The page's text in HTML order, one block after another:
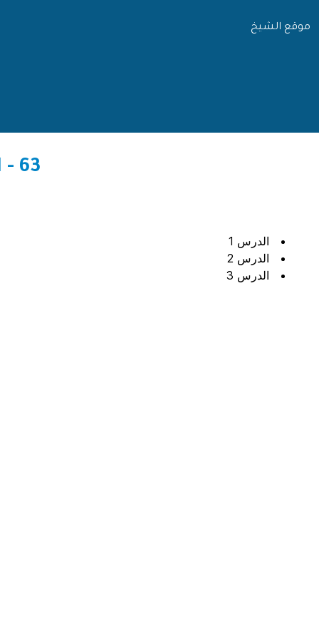
موقع الشيخ
63 - التحفة السنية بشرح المقدمة الأجرومية
الدرس 1
الدرس 2
الدرس 3